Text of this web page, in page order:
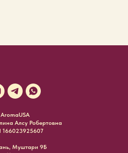
AromaUSA
Алсу Робертовна
Муштари 9Б